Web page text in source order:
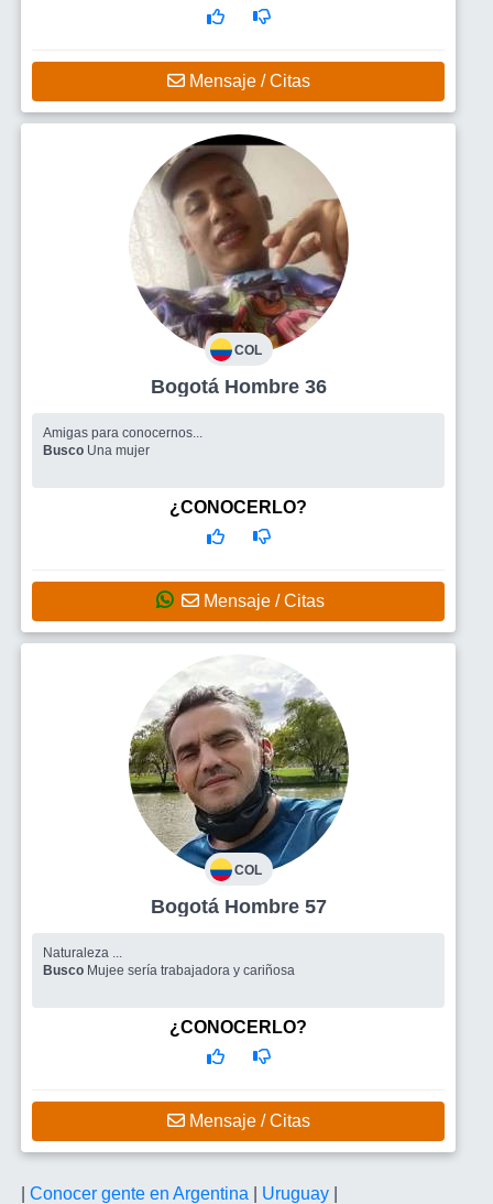
Mensaje / Citas
COL
Bogotá Hombre 36
Amigas para conocernos...
Busco Una mujer
¿CONOCERLO?
Mensaje / Citas
COL
Bogotá Hombre 57
Naturaleza ...
Busco Mujee sería trabajadora y cariñosa
¿CONOCERLO?
Mensaje / Citas
Conocer gente en Argentina Uruguay